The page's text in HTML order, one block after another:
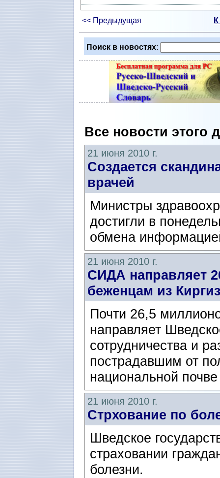
<< Предыдущая
Поиск в новостях:
Все новости этого
21 июня 2010 г.
Создается
врачей
Министры
достигли в
обмена
21 июня 2010 г.
СИДА направляет
беженцам из
Почти 26,5
направляет
сотрудничества и
пострадавшим от
национальной
21 июня 2010 г.
Стрхование по
Шведское
страховании
болезни.